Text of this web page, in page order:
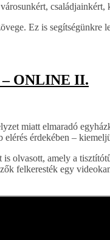
családjainkért,
Ez is segítségünkre
– ONLINE II.
miatt elmaradó
érdekében –
olvasott, amely a
felkeresték egy